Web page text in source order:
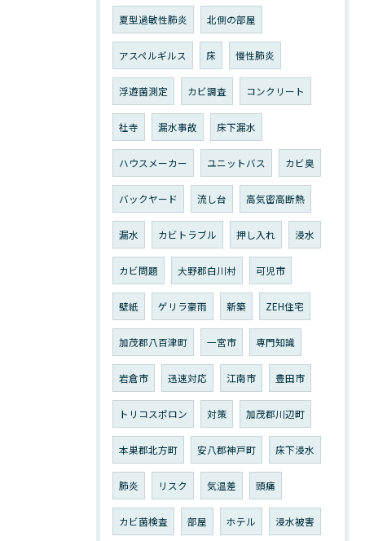
夏型過敏性肺炎 北側の部屋
アスペルギルス 床 慢性肺炎
浮遊菌測定 カビ調査 コンクリート
社寺 漏水事故 床下漏水
ハウスメーカー ユニットバス カビ臭
バックヤード 流し台 高気密高断熱
漏水 カビトラブル 押し入れ 浸水
カビ問題 大野郡白川村 可児市
壁紙 ゲリラ豪雨 新築 ZEH住宅
加茂郡八百津町 一宮市 専門知識
岩倉市 迅速対応 江南市 豊田市
トリコスポロン 対策 加茂郡川辺町
本巣郡北方町 安八郡神戸町 床下浸水
肺炎 リスク 気温差 頭痛
カビ菌検査 部屋 ホテル 浸水被害